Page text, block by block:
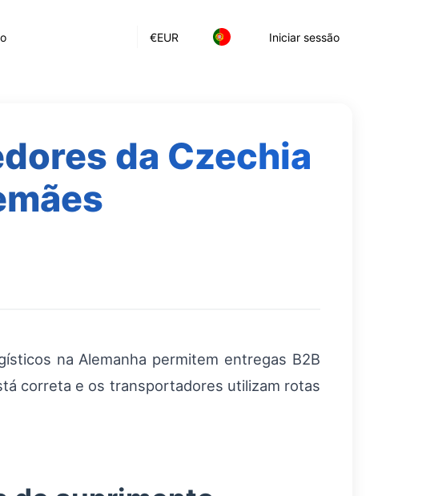
€EUR Iniciar sessão
da Czechia
na Alemanha permitem entregas B2B
correta e os transportadores utilizam rotas